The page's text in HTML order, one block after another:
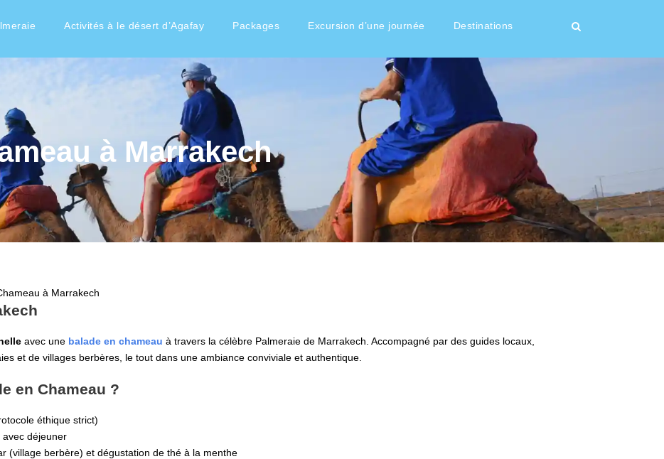
Activités à le désert d’Agafay Packages Excursion d’une journée Destinations
à Marrakech
à Marrakech
avec une balade en chameau à travers la célèbre Palmeraie de Marrakech. Accompagné par des guides locaux,
et de villages berbères, le tout dans une ambiance conviviale et authentique.
en Chameau ?
éthique strict)
déjeuner
(village berbère) et dégustation de thé à la menthe